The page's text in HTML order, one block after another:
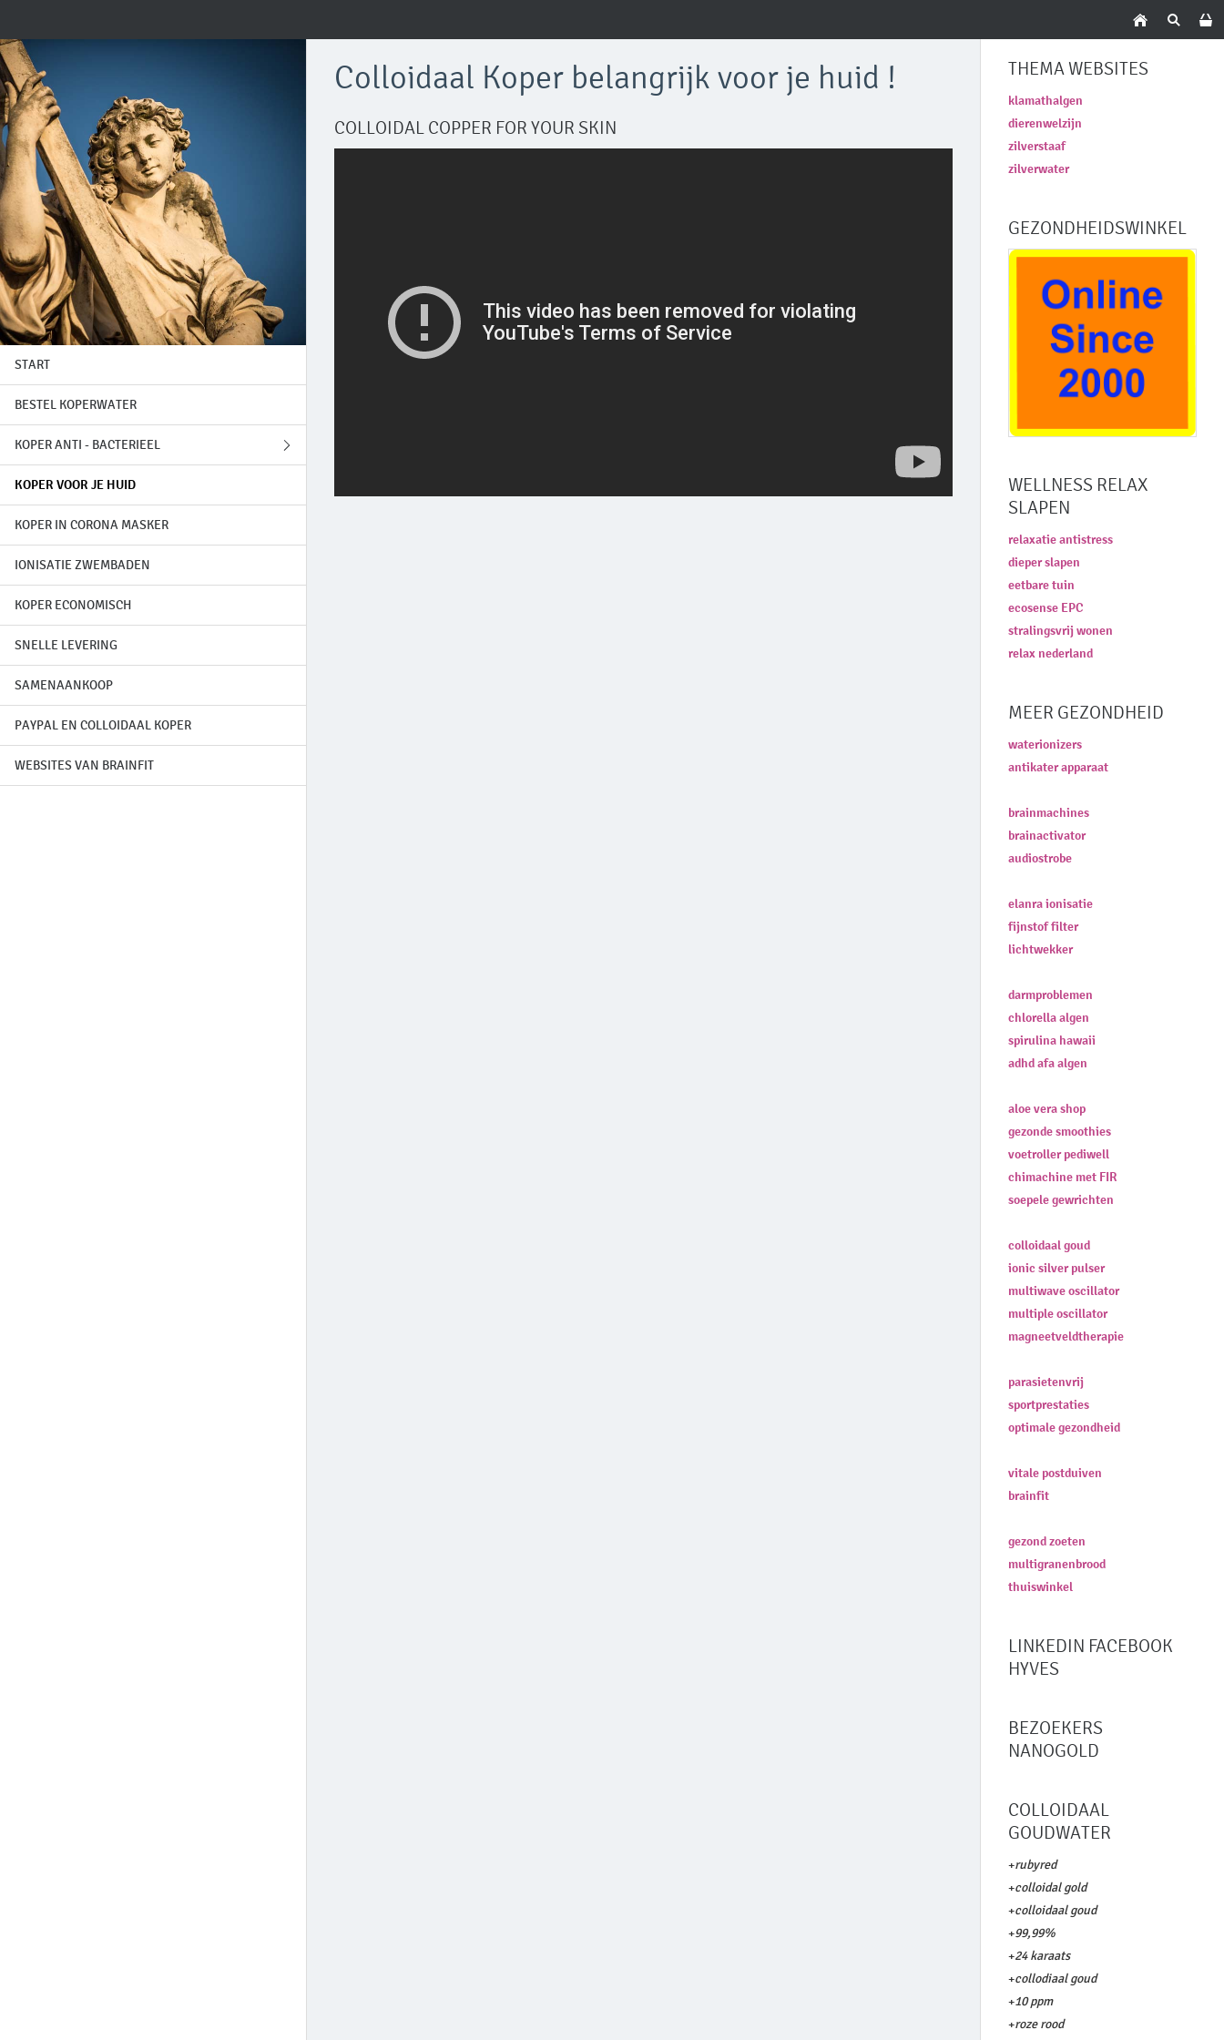
START
BESTEL KOPERWATER
KOPER ANTI - BACTERIEEL
GENEZING LEPRA
PRINSES ENIMIE
BRON VAN BURLE
KOPER VOOR JE HUID
KOPER IN CORONA MASKER
IONISATIE ZWEMBADEN
KOPER ECONOMISCH
SNELLE LEVERING
SAMENAANKOOP
PAYPAL EN COLLOIDAAL KOPER
WEBSITES VAN BRAINFIT
Colloidaal Koper belangrijk voor je huid !
COLLOIDAL COPPER FOR YOUR SKIN
THEMA WEBSITES
klamathalgen
dierenwelzijn
zilverstaaf
zilverwater
GEZONDHEIDSWINKEL
WELLNESS RELAX
SLAPEN
relaxatie antistress
dieper slapen
eetbare tuin
ecosense EPC
stralingsvrij wonen
relax nederland
MEER GEZONDHEID
waterionizers
antikater apparaat
brainmachines
brainactivator
audiostrobe
elanra ionisatie
fijnstof filter
lichtwekker
darmproblemen
chlorella algen
spirulina hawaii
adhd afa algen
aloe vera shop
gezonde smoothies
voetroller pediwell
chimachine met FIR
soepele gewrichten
colloidaal goud
ionic silver pulser
multiwave oscillator
multiple oscillator
magneetveldtherapie
parasietenvrij
sportprestaties
optimale gezondheid
vitale postduiven
brainfit
gezond zoeten
multigranenbrood
thuiswinkel
LINKEDIN FACEBOOK
HYVES
BEZOEKERS
NANOGOLD
COLLOIDAAL
GOUDWATER
+rubyred
+colloidal gold
+colloidaal goud
+99,99%
+24 karaats
+collodiaal goud
+10 ppm
+roze rood